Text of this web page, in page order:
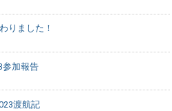
りました！
参加報告
渡航記